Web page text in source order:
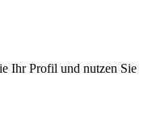
Ihr Profil und nutzen Sie